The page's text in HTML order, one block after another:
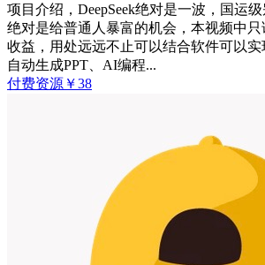
项目介绍，DeepSeek绝对是一波，国运
绝对是给普通人暴富的机会，本视频中
收益，用处远远不止可以结合软件可以实
自动生成PPT、AI编程...
付费资源 ￥38